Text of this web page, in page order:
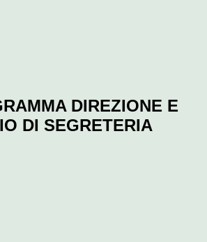
DIREZIONE E
DI SEGRETERIA